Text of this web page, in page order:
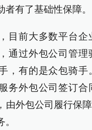
者有了基础性保障。
目前大多数平台企
通过外包公司管理
，有的是众包骑手
务外包公司签订合
由外包公司履行保